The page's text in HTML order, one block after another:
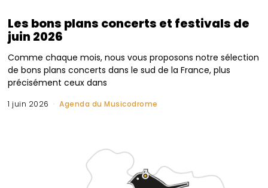
Les bons plans concerts et festivals de
juin 2026
Comme chaque mois, nous vous proposons notre sélection
de bons plans concerts dans le sud de la France, plus
précisément ceux dans
1 juin 2026 Agenda du Musicodrome